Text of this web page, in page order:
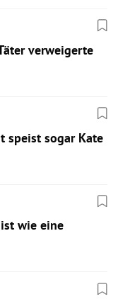
verweigerte
speist sogar Kate
wie eine